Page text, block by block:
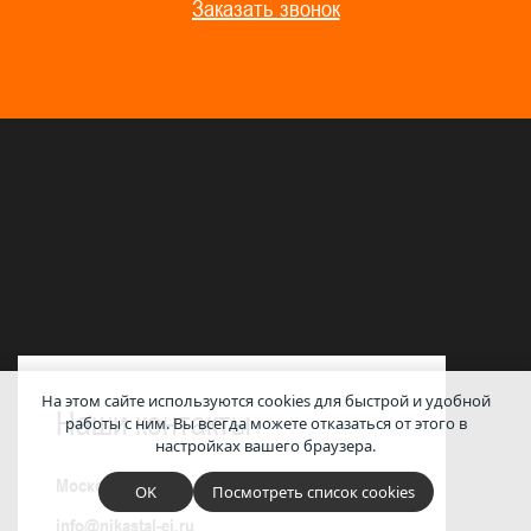
Заказать звонок
Наши контакты
Московская обл., ГО Клин, д. Лаврово, д. 251
info@nikastal-ei.ru
На этом сайте используются cookies для быстрой и удобной
работы с ним.Вы всегда можете отказаться от этого в
настройках вашего браузера.
OK Посмотреть список cookies